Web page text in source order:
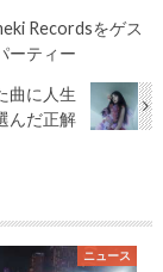
Recordsをゲス
ーティー
曲に人生
んだ正解
ニュース